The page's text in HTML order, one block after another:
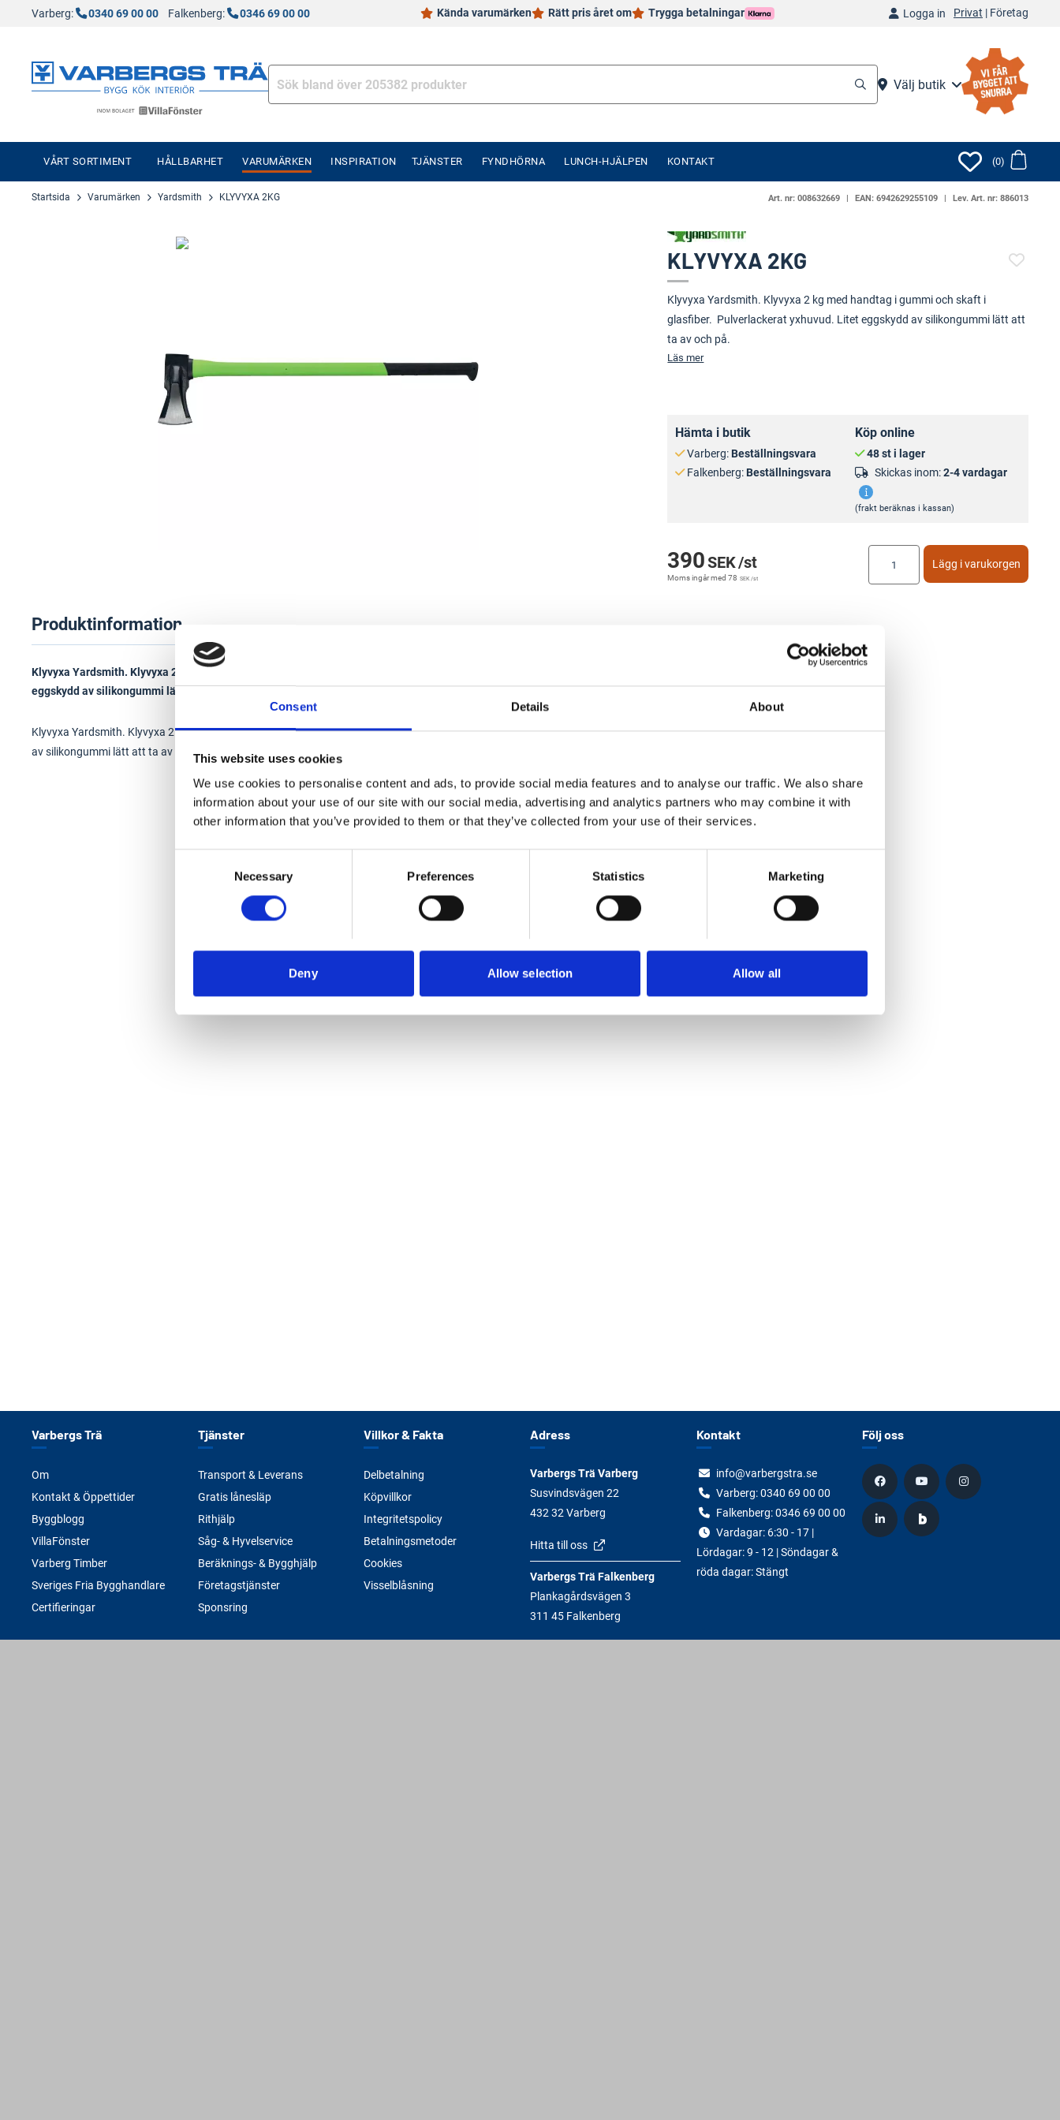
Consent Details About
This website uses cookies
We use cookies to personalise content and ads, to provide social media features and to analyse our traffic. We also share
information about your use of our site with our social media, advertising and analytics partners who may combine it with
other information that you’ve provided to them or that they’ve collected from your use of their services.
Necessary Preferences Statistics Marketing
Deny Allow selection Allow all
Varberg: 0340 69 00 00 Falkenberg: 0346 69 00 00 Kända varumärken Rätt pris året om Trygga betalningar Logga in Privat | Företag
Välj butik
VÅRT SORTIMENT HÅLLBARHET VARUMÄRKEN INSPIRATION TJÄNSTER FYNDHÖRNA LUNCH-HJÄLPEN KONTAKT (0)
Startsida Varumärken Yardsmith KLYVYXA 2KG Art. nr: 008632669 EAN: 6942629255109 Lev. Art. nr: 886013
KLYVYXA 2KG
Klyvyxa Yardsmith. Klyvyxa 2 kg med handtag i gummi och skaft i
glasfiber. Pulverlackerat yxhuvud. Litet eggskydd av silikongummi lätt att
ta av och på.
Läs mer
Hämta i butik
Varberg: Beställningsvara
Falkenberg: Beställningsvara
Köp online
48 st i lager
Skickas inom:2-4 vardagar
(frakt beräknas i kassan)
390SEK/st
Moms ingår med78 SEK /st
Lägg i varukorgen
Produktinformation
Klyvyxa Yardsmith. Klyvyxa 2 kg med handtag i gummi och skaft i glasfiber. Pulverlackerat yxhuvud. Litet
eggskydd av silikongummi lätt att ta av och på.
Klyvyxa Yardsmith. Klyvyxa 2 kg med handtag i gummi och skaft i glasfiber. Pulverlackerat yxhuvud. Litet eggskydd
av silikongummi lätt att ta av och på.
Varbergs Trä
Om
Kontakt & Öppettider
Byggblogg
VillaFönster
Varberg Timber
Sveriges Fria Bygghandlare
Certifieringar
Tjänster
Transport & Leverans
Gratis lånesläp
Rithjälp
Såg- & Hyvelservice
Beräknings- & Bygghjälp
Företagstjänster
Sponsring
Villkor & Fakta
Delbetalning
Köpvillkor
Integritetspolicy
Betalningsmetoder
Cookies
Visselblåsning
Adress
Varbergs Trä Varberg
Susvindsvägen 22
432 32 Varberg
Hitta till oss
Varbergs Trä Falkenberg
Plankagårdsvägen 3
311 45 Falkenberg
Kontakt
info@varbergstra.se
Varberg:0340 69 00 00
Falkenberg:0346 69 00 00
Vardagar: 6:30 - 17 |
Lördagar: 9 - 12 | Söndagar &
röda dagar: Stängt
Följ oss